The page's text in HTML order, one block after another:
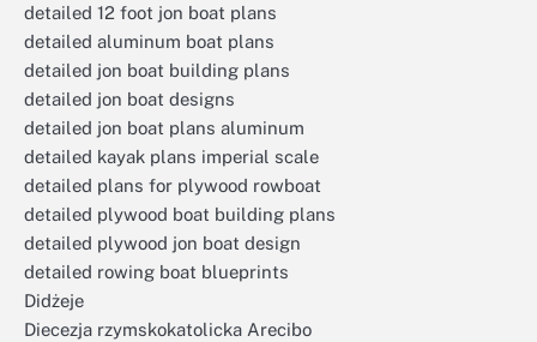
detailed 12 foot jon boat plans
detailed aluminum boat plans
detailed jon boat building plans
detailed jon boat designs
detailed jon boat plans aluminum
detailed kayak plans imperial scale
detailed plans for plywood rowboat
detailed plywood boat building plans
detailed plywood jon boat design
detailed rowing boat blueprints
Didżeje
Diecezja rzymskokatolicka Arecibo